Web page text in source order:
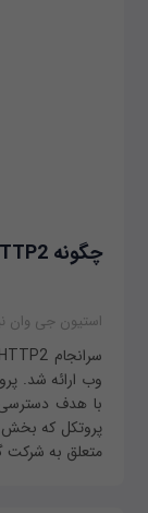
استیون جی وان
وب ارائه شد.
با هدف
پروتکل که بخش
متعلق به شرکت